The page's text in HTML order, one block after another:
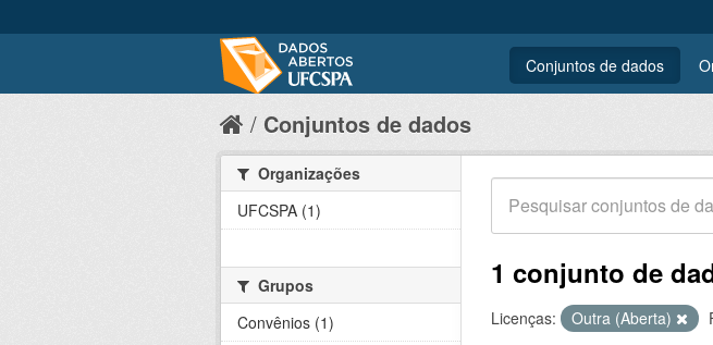
Conjuntos de dados
Conjuntos de dados
1 conjunto de
Licenças: Outra (Aberta)
Organizações
UFCSPA (1)
Grupos
Convênios (1)